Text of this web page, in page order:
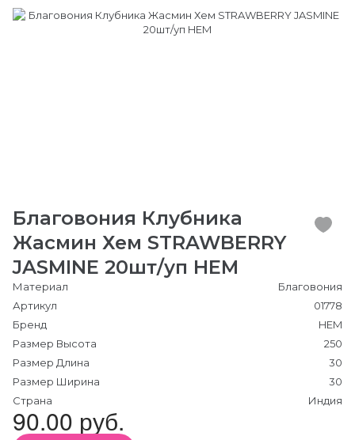
Благовония Клубника
Жасмин Хем STRAWBERRY
JASMINE 20шт/уп HEM
Материал
Благовония
Артикул
01778
Бренд
HEM
Размер Высота
250
Размер Длина
30
Размер Ширина
30
Страна
Индия
90.00 руб.